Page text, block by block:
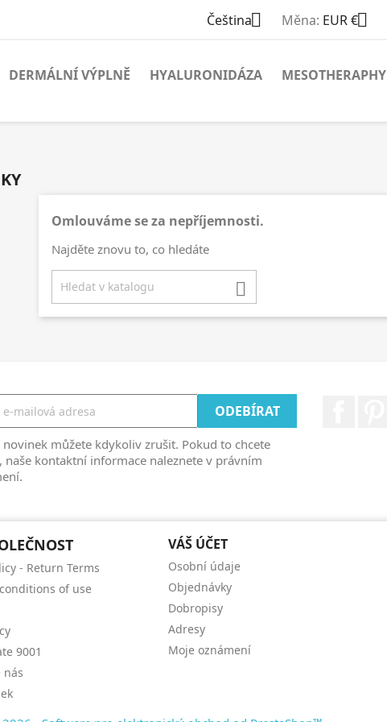
Čeština Měna: EUR €
DERMÁLNÍ VÝPLNĚ HYALURONIDÁZA MESOTHERAPHY
Omlouváme se za nepříjemnosti.
Najděte znovu to, co hledáte

novinek můžete kdykoliv zrušit. Pokud to chcete
naše kontaktní informace naleznete v právním
- Return Terms
of use
9001
nás
VÁŠ ÚČET
Osobní údaje
Objednávky
Dobropisy
Adresy
Moje oznámení